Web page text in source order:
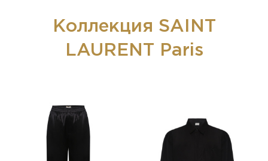
Коллекция SAINT
LAURENT Paris